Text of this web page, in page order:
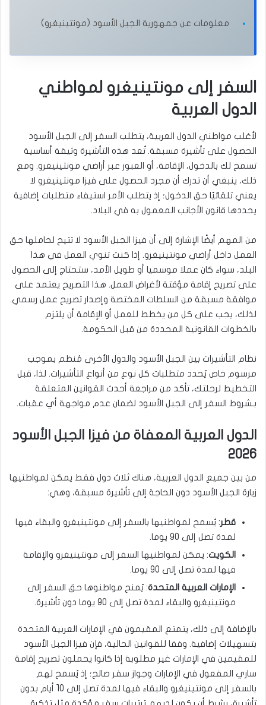
معلومات عن جمهورية الجبل الأسود (مونتينيغرو)
السفر إلى مونتينيغرو لمواطني
الدول العربية
لأغلب مواطني الدول العربية، يتطلب السفر إلى الجبل الأسود
الحصول على تأشيرة مسبقة. تُعد هذه التأشيرة وثيقة أساسية
تسمح لك بالدخول، الإقامة، أو العبور عبر أراضي مونتينيغرو. ومع
ذلك، ينبغي أن تدرك أن مجرد الحصول على فيزا مونتينيغرو لا
يعني تلقائيًا حق الدخول؛ إذ يتطلب الأمر استيفاء متطلبات إضافية
يحددها قانون الأجانب المعمول به في البلاد.
من المهم أيضًا الإشارة إلى أن فيزا الجبل الأسود لا تتيح لحاملها حق
العمل داخل أراضي مونتينيغرو. إذا كنت تنوي العمل في هذا
البلد، سواء كان عملا موسميا أو طويل الأمد، ستحتاج إلى الحصول
على تصريح إقامة مؤقتة لأغراض العمل. هذا التصريح يعتمد على
موافقة مسبقة من السلطات المختصة وإصدار تصريح عمل رسمي.
لذلك، يجب على كل من يخطط للعمل أو الإقامة أن يلتزم
بالخطوات القانونية المحددة من قبل الحكومة.
نظام التأشيرات بين الجبل الأسود والدول الأخرى مُنظم بموجب
مرسوم خاص يُحدد متطلبات كل نوع من أنواع التأشيرات. لذا، قبل
التخطيط لرحلتك، تأكد من مراجعة أحدث القوانين المتعلقة
بـشروط السفر إلى الجبل الأسود لضمان عدم مواجهة أي عقبات.
الدول العربية المعفاة من فيزا الجبل الأسود
2026
من بين جميع الدول العربية، هناك ثلاث دول فقط يمكن لمواطنيها
زيارة الجبل الأسود دون الحاجة إلى تأشيرة مسبقة، وهي:
قطر: يُسمح لمواطنيها بالسفر إلى مونتينيغرو والبقاء فيها
لمدة تصل إلى 90 يوما.
الكويت: يمكن لمواطنيها السفر إلى مونتينيغرو والإقامة
فيها لمدة تصل إلى 90 يوما.
الإمارات العربية المتحدة: يُمنح مواطنوها حق السفر إلى
مونتينيغرو والبقاء لمدة تصل إلى 90 يوما دون تأشيرة.
بالإضافة إلى ذلك، يتمتع المقيمون في الإمارات العربية المتحدة
بتسهيلات إضافية. وفقا للقوانين الحالية، فإن فيزا الجبل الأسود
للمقيمين في الإمارات غير مطلوبة إذا كانوا يحملون تصريح إقامة
ساري المفعول في الإمارات وجواز سفر صالح؛ إذ يُسمح لهم
بالسفر إلى مونتينيغرو والبقاء فيها لمدة تصل إلى 10 أيام بدون